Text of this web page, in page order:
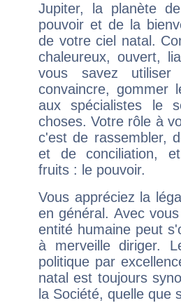
Jupiter, la planète
pouvoir et de la
de votre ciel natal.
chaleureux, ouvert,
vous savez
convaincre, gommer
aux spécialistes le
choses. Votre rôle à
c'est de rassembler,
et de conciliation,
fruits : le pouvoir.
Vous appréciez la
en général. Avec
entité humaine peut
à merveille diriger.
politique par
natal est toujours
la Société, quelle que